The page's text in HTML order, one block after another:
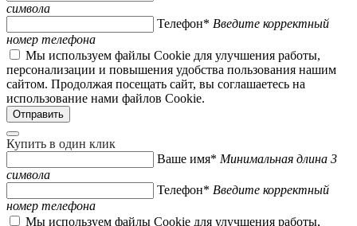
символа
Телефон* Введите корректный
номер телефона
Мы используем файлы Cookie для улучшения работы,
персонализации и повышения удобства пользования нашим
сайтом. Продолжая посещать сайт, вы соглашаетесь на
использование нами файлов Cookie.
Купить в один клик
Ваше имя* Минимальная длина 3
символа
Телефон* Введите корректный
номер телефона
Мы используем файлы Cookie для улучшения работы,